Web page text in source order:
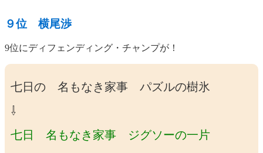
９位 横尾渉
9位にディフェンディング・チャンプが！
七日の 名もなき家事 パズルの樹氷
⇩
七日 名もなき家事 ジグソーの一片